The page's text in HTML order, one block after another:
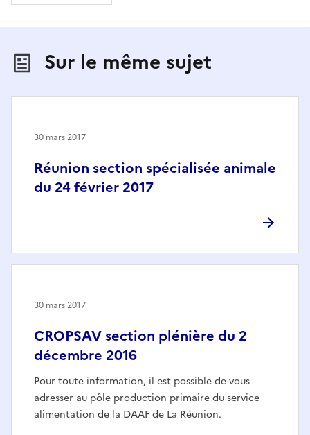
Sur le même sujet
Réunion section spécialisée animale
du 24 février 2017
30 mars 2017
CROPSAV section plénière du 2
décembre 2016
Pour toute information, il est possible de vous
adresser au pôle production primaire du service
alimentation de la DAAF de La Réunion.
30 mars 2017